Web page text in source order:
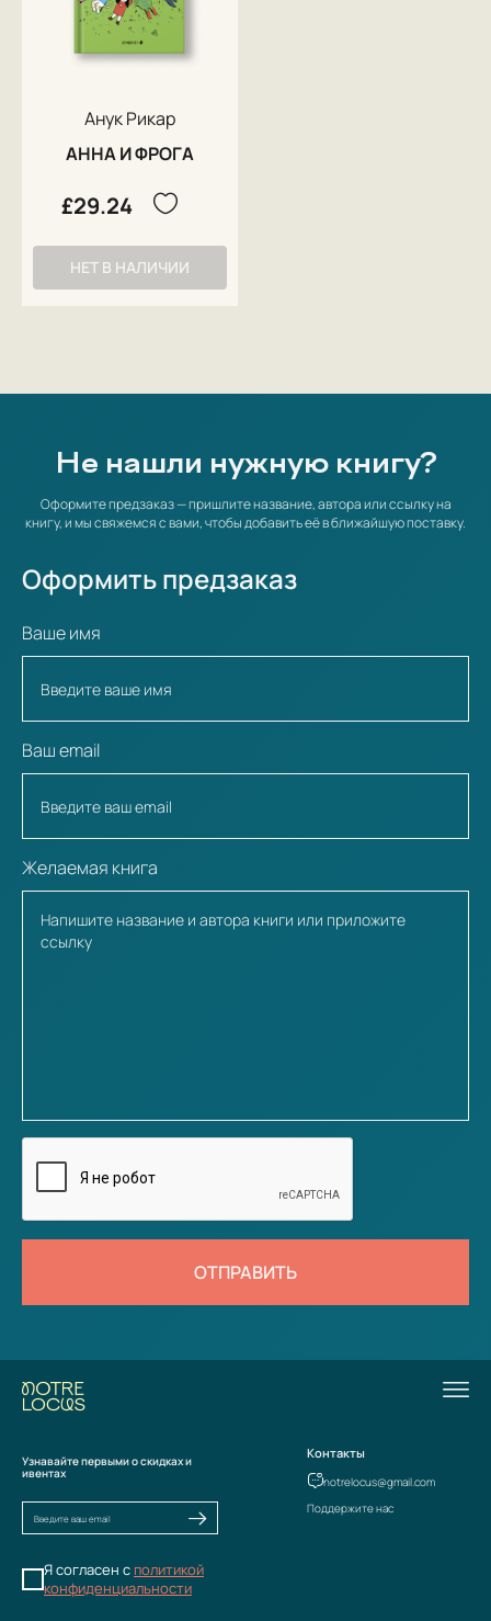
Анук Рикар
АННА И ФРОГА
£29.24
НЕТ В НАЛИЧИИ
Не нашли нужную книгу?
Оформите предзаказ — пришлите название, автора или ссылку на
книгу, и мы свяжемся с вами, чтобы добавить её в ближайшую поставку.
Оформить предзаказ
Ваше имя
Ваш email
Желаемая книга
ОТПРАВИТЬ
Узнавайте первыми о скидках и
ивентах
Я согласен с политикой
конфиденциальности
Контакты
notrelocus@gmail.com
Поддержите нас